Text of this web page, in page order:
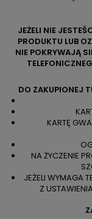
JEŻELI NIE
PRODUKTU LUB
NIE POKRYWAJĄ
DO ZAKUPIONEJ
KARTĘ
NA ŻYCZENIE
JEŻELI WYMAGA
Z